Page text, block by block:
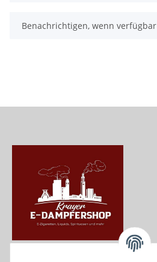
Benachrichtigen, wenn verfügbar